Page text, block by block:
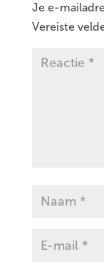
Je e-
Vereiste